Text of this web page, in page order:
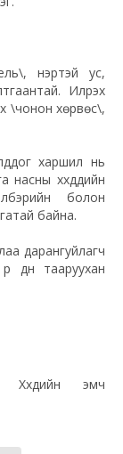
үнэртэй ус,
Илрэх
\чонон хөрвөс\,
харшил нь
хүүхдүүдийн
болон
байна.
дарангуйлагч
дүн тааруухан
Хүүхдийн эмч